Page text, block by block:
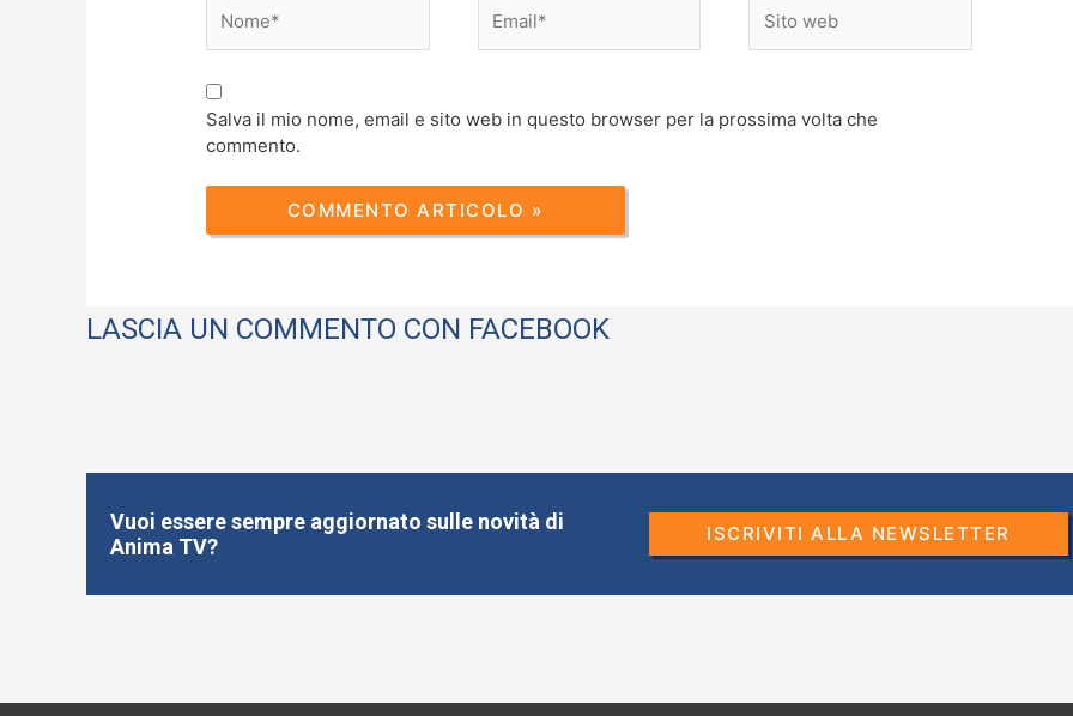
web
Salva il mio nome, email e sito web in questo browser per la prossima volta che
commento.
LASCIA UN COMMENTO CON FACEBOOK
Vuoi essere sempre aggiornato sulle novità di
Anima TV?
ISCRIVITI ALLA NEWSLETTER